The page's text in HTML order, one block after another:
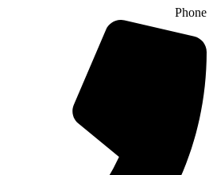
Phone